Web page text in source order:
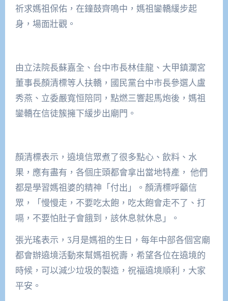
祈求媽祖保佑，在鐘鼓齊鳴中，媽祖鑾轎緩步起
身，場面壯觀。
由立法院長蘇嘉全、台中市長林佳龍、大甲鎮瀾宮
董事長顏清標等人扶轎，國民黨台中市長參選人盧
秀燕、立委嚴寬恒陪同，點燃三響起馬炮後，媽祖
鑾轎在信徒簇擁下緩步出廟門。
顏清標表示，遶境信眾煮了很多點心、飲料、水
果，應有盡有，各個庄頭都會拿出當地特產， 他們
都是學習媽祖婆的精神「付出」。顏清標呼籲信
眾，「慢慢走，不要吃太飽，吃太飽會走不了、打
嗝，不要怕肚子會餓到，該休息就休息」。
張光瑤表示，3月是媽祖的生日，每年中部各個宮廟
都會辦遶境活動來幫媽祖祝壽，希望各位在遶境的
時候，可以減少垃圾的製造，祝福遶境順利，大家
平安。